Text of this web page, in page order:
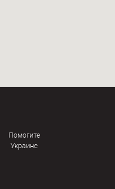
Помогите
Украине